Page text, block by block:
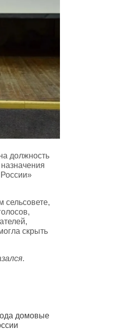
должность
сельсовете,
скрыть
домовые